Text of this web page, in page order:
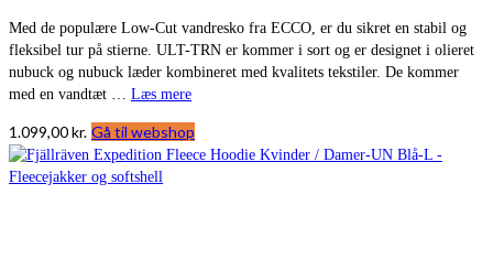
Med de populære Low-Cut vandresko fra ECCO, er du sikret en stabil og
fleksibel tur på stierne. ULT-TRN er kommer i sort og er designet i olieret
nubuck og nubuck læder kombineret med kvalitets tekstiler. De kommer
med en vandtæt … Læs mere
1.099,00kr. Gå til webshop